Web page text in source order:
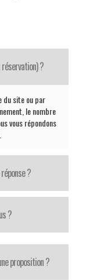
?
du site ou par
le nombre
vous répondons
?
?
proposition ?